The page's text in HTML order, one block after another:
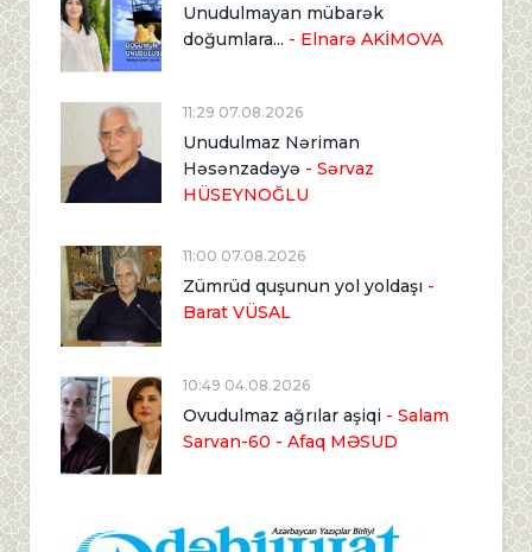
Unudulmayan mübarək
doğumlara... - Elnarə AKİMOVA
11:29 07.08.2026
Unudulmaz Nəriman
Həsənzadəyə - Sərvaz
HÜSEYNOĞLU
11:00 07.08.2026
Zümrüd quşunun yol yoldaşı -
Barat VÜSAL
10:49 04.08.2026
Ovudulmaz ağrılar aşiqi - Salam
Sarvan-60 - Afaq MƏSUD